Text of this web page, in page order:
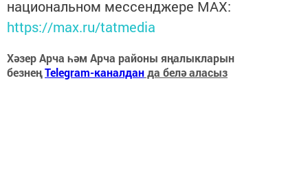
национальном мессенджере MАХ:
https://max.ru/tatmedia
Хәзер Арча һәм Арча районы яңалыкларын
безнеңTelegram-каналданда белә аласыз